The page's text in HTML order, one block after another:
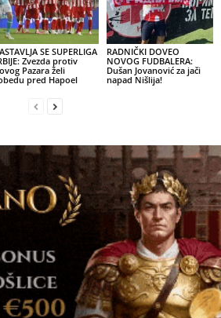
SE SUPERLIGA
Zvezda protiv
Pazara želi
pred Hapoel
RADNIČKI DOVEO
NOVOG FUDBALERA:
Dušan Jovanović za jači
napad Nišlija!